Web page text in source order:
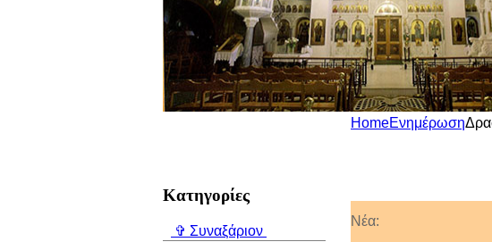
Κατηγορίες
✞ Συναξάριον
HomeΕνημέρωση
Νέα: